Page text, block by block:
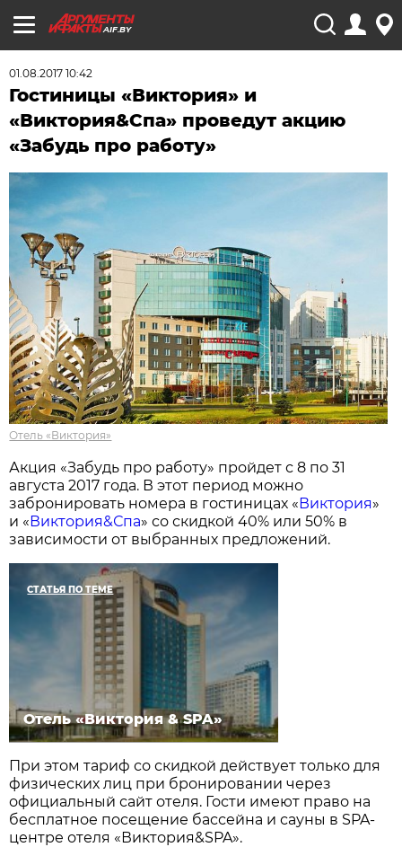
AIF.BY
01.08.2017 10:42
Гостиницы «Виктория» и
«Виктория&Спа» проведут акцию
«Забудь про работу»
Отель «Виктория»
Акция «Забудь про работу» пройдет с 8 по 31
августа 2017 года. В этот период можно
забронировать номера в гостиницах «Виктория»
и «Виктория&Спа» со скидкой 40% или 50% в
зависимости от выбранных предложений.
СТАТЬЯ ПО ТЕМЕ
Отель «Виктория & SPA»
При этом тариф со скидкой действует только для
физических лиц при бронировании через
официальный сайт отеля. Гости имеют право на
бесплатное посещение бассейна и сауны в SPA-
центре отеля «Виктория&SPA».